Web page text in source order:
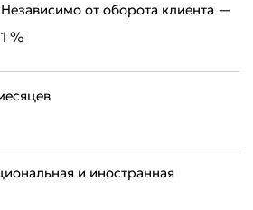
Независимо от оборота клиента —
1 %
и иностранная